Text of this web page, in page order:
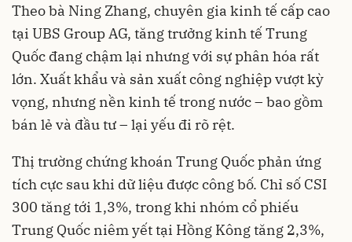
Theo bà Ning Zhang, chuyên gia kinh tế cấp cao
tại UBS Group AG, tăng trưởng kinh tế Trung
Quốc đang chậm lại nhưng với sự phân hóa rất
lớn. Xuất khẩu và sản xuất công nghiệp vượt kỳ
vọng, nhưng nền kinh tế trong nước – bao gồm
bán lẻ và đầu tư – lại yếu đi rõ rệt.
Thị trường chứng khoán Trung Quốc phản ứng
tích cực sau khi dữ liệu được công bố. Chỉ số CSI
300 tăng tới 1,3%, trong khi nhóm cổ phiếu
Trung Quốc niêm yết tại Hồng Kông tăng 2,3%,